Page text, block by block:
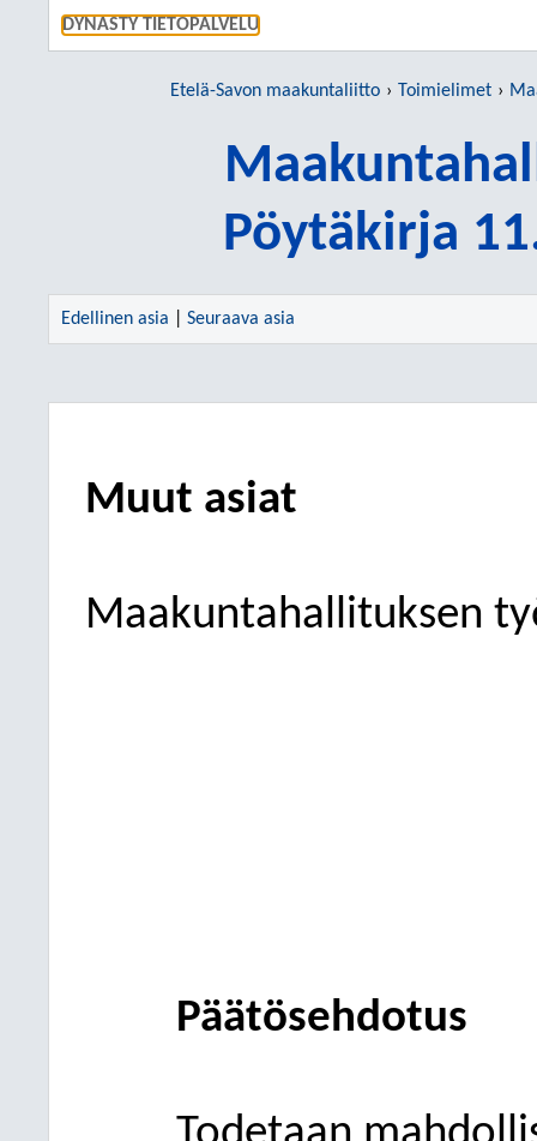
DYNASTY TIETOPALVELU
Etelä-Savon maakuntaliitto Toimielimet
Pöytäkirja
Edellinen asia Seuraava asia
Muut asiat
Maakuntahallituksen
Päätösehdotus